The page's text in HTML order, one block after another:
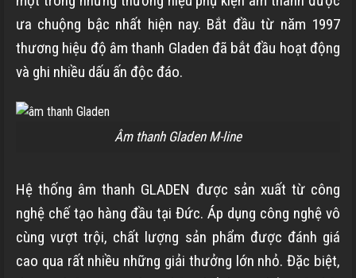
ưa chuộng bậc nhất hiện nay. Bắt đầu từ năm 1997
thương hiệu độ âm thanh Gladen đã bắt đầu hoạt động
và ghi nhiều dấu ấn độc đáo.
Âm thanh Gladen M-line
Hệ thống âm thanh GLADEN được sản xuất từ công
nghệ chế tạo hàng đầu tại Đức. Áp dụng công nghệ vô
cùng vượt trội, chất lượng sản phẩm được đánh giá
cao qua rất nhiều những giải thưởng lớn nhỏ. Đặc biệt,